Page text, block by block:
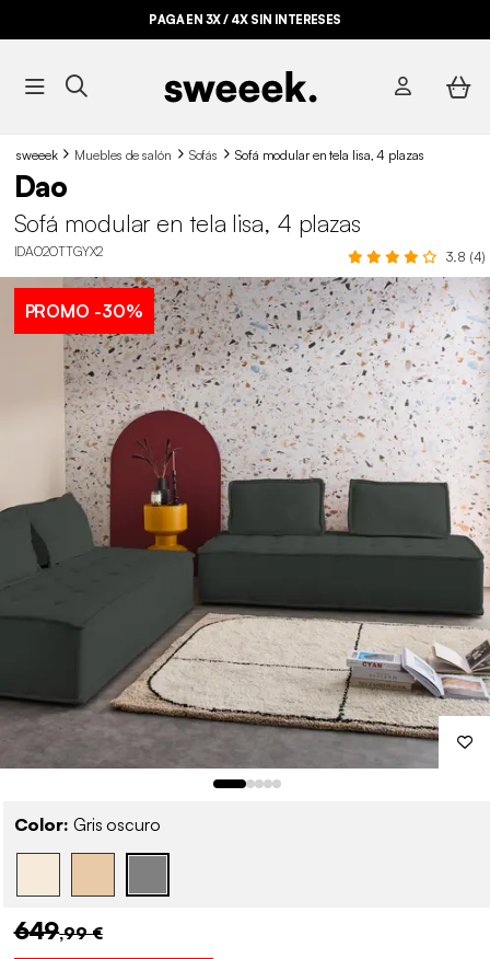
PAGA EN 3X / 4X SIN INTERESES
sweeek Muebles de salón Sofás Sofá modular en tela lisa, 4 plazas
Dao
Sofá modular en tela lisa, 4 plazas
IDAO2OTTGYX2 3.8 (4)
PROMO -30%
Color: Gris oscuro
649,99 €